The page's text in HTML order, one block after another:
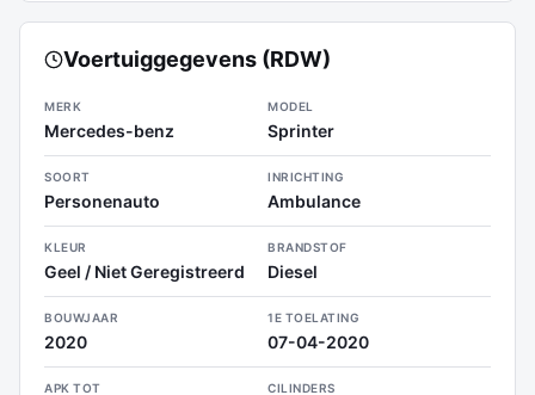
Voertuiggegevens (RDW)
MERK
Mercedes-benz
MODEL
Sprinter
SOORT
Personenauto
INRICHTING
Ambulance
KLEUR
Geel / Niet Geregistreerd
BRANDSTOF
Diesel
BOUWJAAR
2020
1E TOELATING
07-04-2020
APK TOT CILINDERS